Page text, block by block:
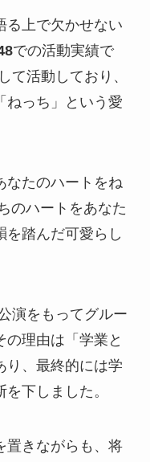
る上で欠かせない
での活動実績で
て活動しており、
ねっち」という愛
なたのハートをね
のハートをあなた
を踏んだ可愛らし
演をもってグルー
の理由は「学業と
り、最終的には学
下しました。
置きながらも、将